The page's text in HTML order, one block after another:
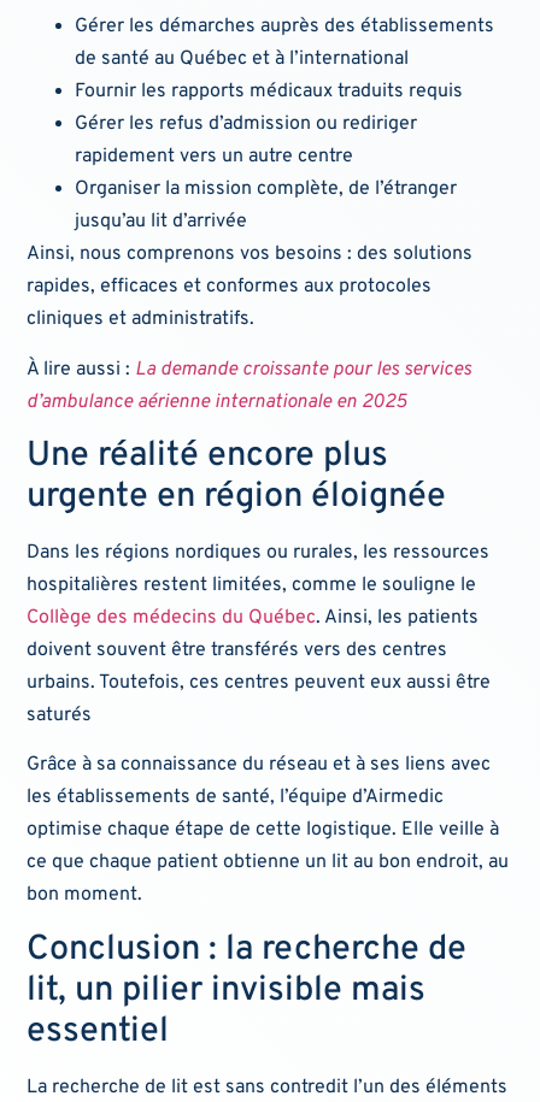
Gérer les démarches auprès des établissements
de santé au Québec et à l’international
Fournir les rapports médicaux traduits requis
Gérer les refus d’admission ou rediriger
rapidement vers un autre centre
Organiser la mission complète, de l’étranger
jusqu’au lit d’arrivée
Ainsi, nous comprenons vos besoins : des solutions
rapides, efficaces et conformes aux protocoles
cliniques et administratifs.
À lire aussi : La demande croissante pour les services
d’ambulance aérienne internationale en 2025
Une réalité encore plus
urgente en région éloignée
Dans les régions nordiques ou rurales, les ressources
hospitalières restent limitées, comme le souligne le
Collège des médecins du Québec. Ainsi, les patients
doivent souvent être transférés vers des centres
urbains. Toutefois, ces centres peuvent eux aussi être
saturés
Grâce à sa connaissance du réseau et à ses liens avec
les établissements de santé, l’équipe d’Airmedic
optimise chaque étape de cette logistique. Elle veille à
ce que chaque patient obtienne un lit au bon endroit, au
bon moment.
Conclusion : la recherche de
lit, un pilier invisible mais
essentiel
La recherche de lit est sans contredit l’un des éléments